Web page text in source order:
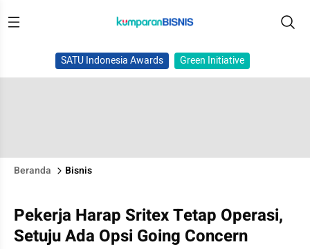
SATU Indonesia Awards Green Initiative
Beranda Bisnis
Pekerja Harap Sritex Tetap Operasi,
Setuju Ada Opsi Going Concern